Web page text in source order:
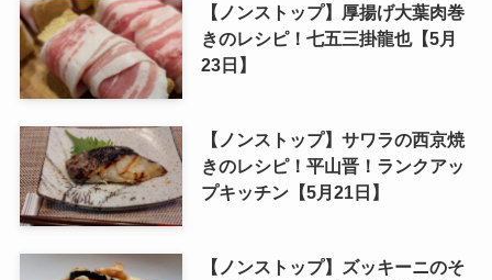
【ノンストップ】厚揚げ大葉肉巻
きのレシピ！七五三掛龍也【5月
23日】
【ノンストップ】サワラの西京焼
きのレシピ！平山晋！ランクアッ
プキッチン【5月21日】
【ノンストップ】ズッキーニのそ